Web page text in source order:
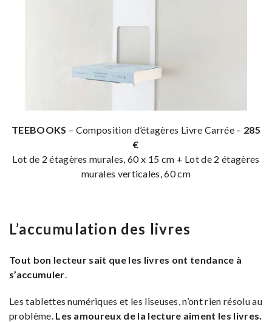
TEEBOOKS – Composition d’étagères Livre Carrée – 285
€
Lot de 2 étagères murales, 60 x 15 cm + Lot de 2 étagères
murales verticales, 60 cm
L’accumulation des livres
Tout bon lecteur sait que les livres ont tendance à
s’accumuler.
Les tablettes numériques et les liseuses, n’ont rien résolu au
problème. Les amoureux de la lecture aiment les livres.